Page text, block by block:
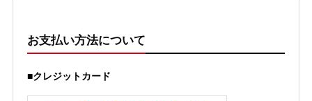
お支払い方法について
■クレジットカード